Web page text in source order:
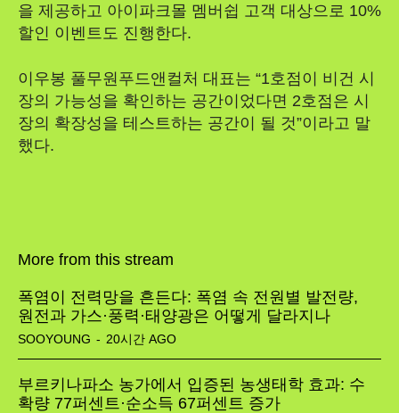
을 제공하고 아이파크몰 멤버쉽 고객 대상으로 10%
할인 이벤트도 진행한다.
이우봉 풀무원푸드앤컬처 대표는 “1호점이 비건 시
장의 가능성을 확인하는 공간이었다면 2호점은 시
장의 확장성을 테스트하는 공간이 될 것”이라고 말
했다.
More from this stream
폭염이 전력망을 흔든다: 폭염 속 전원별 발전량,
원전과 가스·풍력·태양광은 어떻게 달라지나
SOOYOUNG - 20시간 AGO
부르키나파소 농가에서 입증된 농생태학 효과: 수
확량 77퍼센트·순소득 67퍼센트 증가